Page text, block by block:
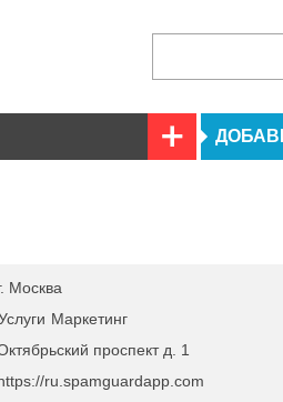
Москва
Маркетинг
проспект д. 1
ru.spamguardapp.com